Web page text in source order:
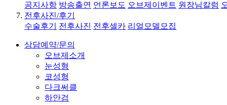
공지사항 방송출연 언론보도 오브제이벤트 원장님칼럼
전후사진/후기
수술후기
전후사진 전후셀카 리얼모델모집
상담예약/문의
오브제소개
눈성형
코성형
다크써클
하안검